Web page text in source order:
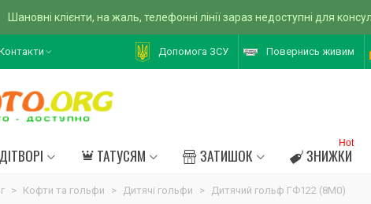
Шановні клієнти, на жаль, телефонні лінії зараз недоступні для
Допомога ЗСУ Повернись живим
ДІТВОРІ ТАТУСЯМ ЗАТИШОК ЗНИЖКИ
Hot
> Кофти та гольфи > Дитячі гольфи > Дитячий гольф ГФ122 (8M0)